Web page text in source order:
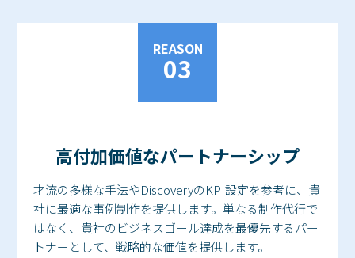
REASON
03
高付加価値なパートナーシップ
才流の多様な手法やDiscoveryのKPI設定を参考に、貴
社に最適な事例制作を提供します。単なる制作代行で
はなく、貴社のビジネスゴール達成を最優先するパー
トナーとして、戦略的な価値を提供します。